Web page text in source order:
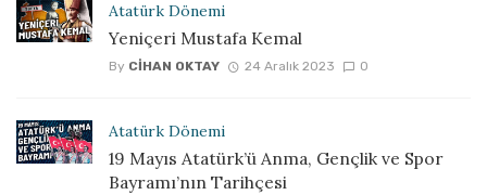
Atatürk Dönemi
Yeniçeri Mustafa Kemal
By CIHAN OKTAY 24 Aralık 2023 0
Atatürk Dönemi
19 Mayıs Atatürk’ü Anma, Gençlik ve Spor
Bayramı’nın Tarihçesi